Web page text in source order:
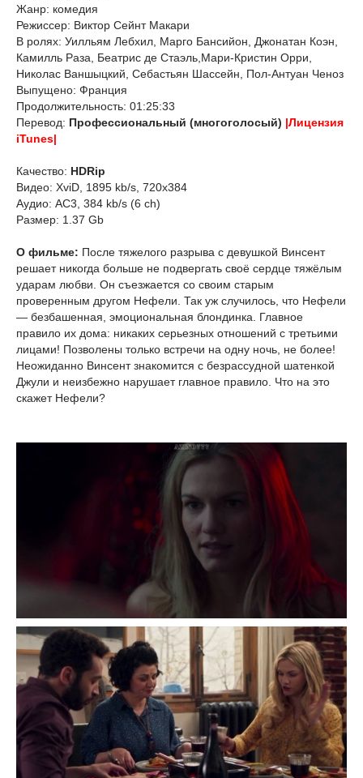
Жанр: комедия
Режиссер: Виктор Сейнт Макари
В ролях: Уилльям Лебхил, Марго Бансийон, Джонатан Коэн,
Камилль Раза, Беатрис де Стаэль,Мари-Кристин Орри,
Николас Ваншыцкий, Себастьян Шассейн, Пол-Антуан Ченоз
Выпущено: Франция
Продолжительность: 01:25:33
Перевод: Профессиональный (многоголосый) |Лицензия
iTunes|
Качество: HDRip
Видео: XviD, 1895 kb/s, 720x384
Аудио: AC3, 384 kb/s (6 ch)
Размер: 1.37 Gb
О фильме: После тяжелого разрыва с девушкой Винсент
решает никогда больше не подвергать своё сердце тяжёлым
ударам любви. Он съезжается со своим старым
проверенным другом Нефели. Так уж случилось, что Нефели
— безбашенная, эмоциональная блондинка. Главное
правило их дома: никаких серьезных отношений с третьими
лицами! Позволены только встречи на одну ночь, не более!
Неожиданно Винсент знакомится с безрассудной шатенкой
Джули и неизбежно нарушает главное правило. Что на это
скажет Нефели?